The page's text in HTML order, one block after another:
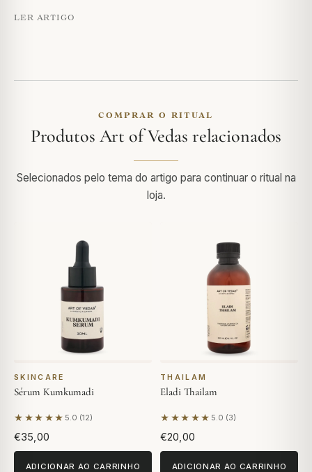
LER ARTIGO
COMPRAR O RITUAL
Produtos Art of Vedas relacionados
Selecionados pelo tema do artigo para continuar o ritual na
loja.
SKINCARE
Sérum Kumkumadi
★★★★★ 5.0 (12)
Com base em 12 avaliações
€35,00
ADICIONAR AO CARRINHO
THAILAM
Eladi Thailam
★★★★★ 5.0 (3)
Com base em 3 avaliações
€20,00
ADICIONAR AO CARRINHO